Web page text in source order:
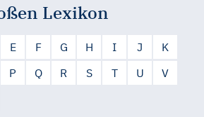
Lexikon
E F G H I J
K
P Q R S T U
V